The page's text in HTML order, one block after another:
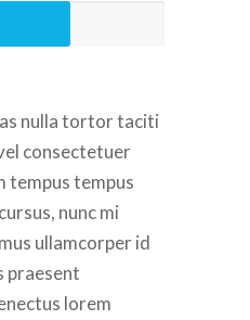
nulla tortor taciti
consectetuer
tempus tempus
nunc mi
ullamcorper id
praesent
lorem